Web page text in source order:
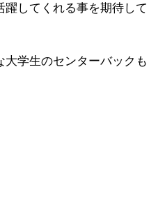
してくれる事を期待して
学生のセンターバックも